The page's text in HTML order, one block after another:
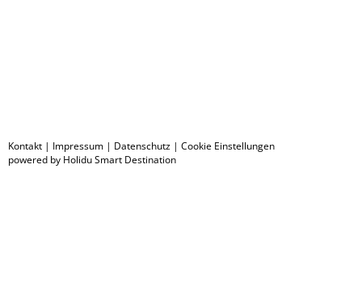
Kontakt | Impressum | Datenschutz | Cookie Einstellungen
powered by Holidu Smart Destination